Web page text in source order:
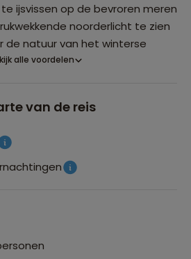
ijsvissen op de bevroren meren
noorderlicht te zien
de natuur van het winterse
alle voordelen
van de reis